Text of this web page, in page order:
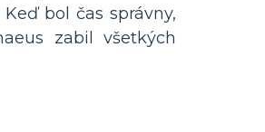
bol čas správny,
zabil všetkých